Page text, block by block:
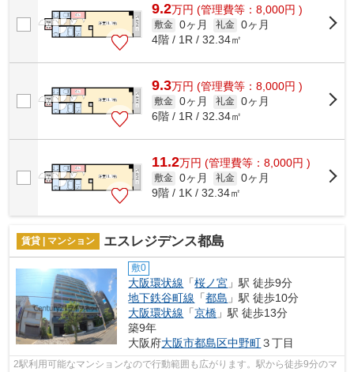
9.2万円 (管理費等：8,000円 )
敷金 0ヶ月 礼金 0ヶ月
4階 / 1R / 32.34㎡
9.3万円 (管理費等：8,000円 )
敷金 0ヶ月 礼金 0ヶ月
6階 / 1R / 32.34㎡
11.2万円 (管理費等：8,000円 )
敷金 0ヶ月 礼金 0ヶ月
9階 / 1K / 32.34㎡
賃貸 | マンション エスレジデンス都島
敷0
大阪環状線 「桜ノ宮 」駅 徒歩9分
地下鉄谷町線 「都島 」駅 徒歩10分
大阪環状線 「京橋 」駅 徒歩13分
築9年
大阪府大阪市都島区中野町３丁目
2駅利用可能なマンションなので行動範囲も広がります。駅から徒歩9分のマ